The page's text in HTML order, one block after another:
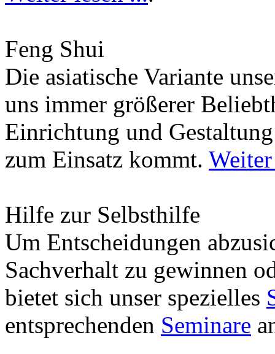
Feng Shui
Die asiatische Variante
uns immer größerer
Einrichtung und
zum Einsatz kommt.
Hilfe zur Selbsthilfe
Um Entscheidungen
Sachverhalt zu gewinnen
bietet sich unser spezielles
entsprechenden Seminare